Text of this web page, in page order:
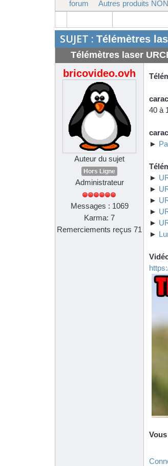
forum
Autres produits
SUJET : Télémètres
Télémètres laser
bricovideo.ovh
Auteur du sujet
Hors Ligne
Administrateur
Messages : 1069
Karma: 7
Remerciements reçus 71
40 à
►
►
►
►
►
►
►